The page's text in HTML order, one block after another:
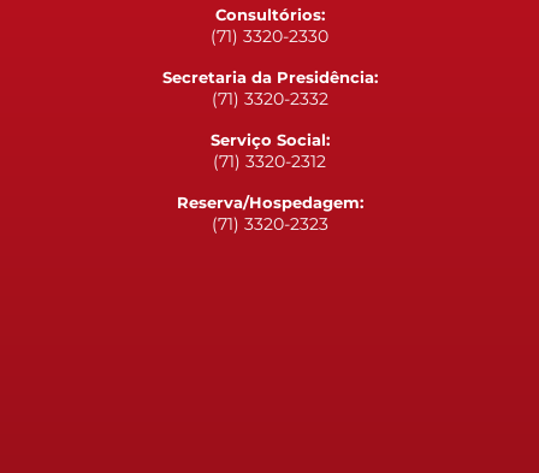
Consultórios:
(71) 3320-2330
Secretaria da Presidência:
(71) 3320-2332
Serviço Social:
(71) 3320-2312
Reserva/Hospedagem:
(71) 3320-2323